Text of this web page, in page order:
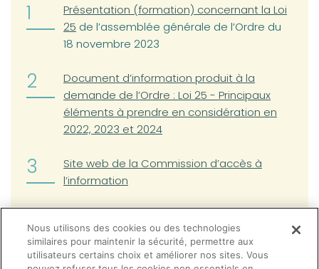
Présentation (formation) concernant la Loi
25 de l’assemblée générale de l’Ordre du
18 novembre 2023
Document d’information produit à la
demande de l’Ordre : Loi 25 - Principaux
éléments à prendre en considération en
2022, 2023 et 2024
(opens in a new tab)
Site web de la Commission d’accès à
l’information
Modèle de politique de gouvernance des
renseignements personnels
Nous utilisons des cookies ou des technologies
similaires pour maintenir la sécurité, permettre aux
utilisateurs certains choix et améliorer nos sites. Vous